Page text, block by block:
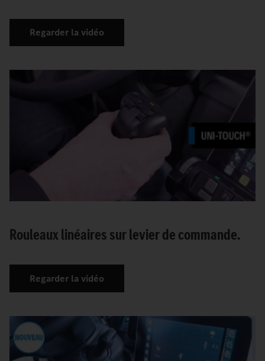
Regarder la vidéo
Rouleaux linéaires sur levier de commande.
Regarder la vidéo